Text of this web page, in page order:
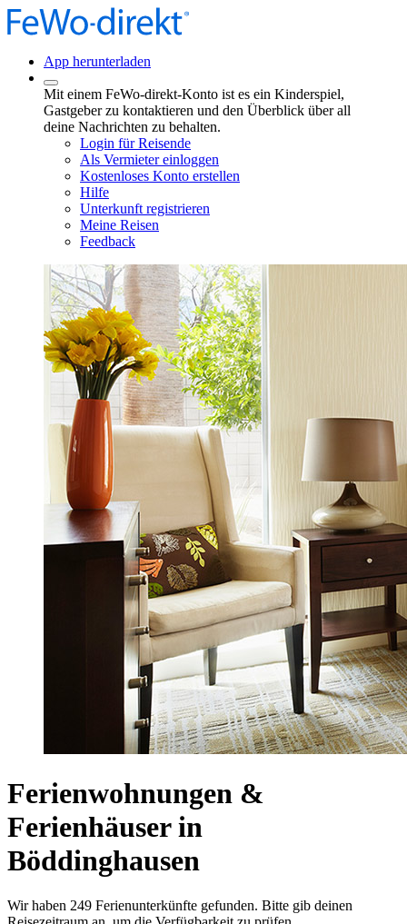
App herunterladen
Mit einem FeWo-direkt-Konto ist es ein Kinderspiel,
Gastgeber zu kontaktieren und den Überblick über all
deine Nachrichten zu behalten.
Login für Reisende
Als Vermieter einloggen
Kostenloses Konto erstellen
Hilfe
Unterkunft registrieren
Meine Reisen
Feedback
Ferienwohnungen &
Ferienhäuser in
Böddinghausen
Wir haben 249 Ferienunterkünfte gefunden. Bitte gib deinen